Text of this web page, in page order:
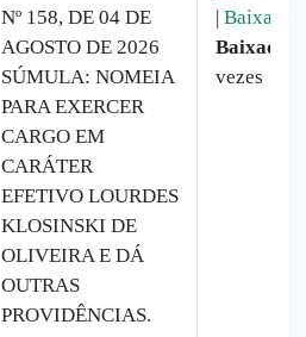
Nº 158, DE 04 DE
AGOSTO DE 2026
SÚMULA: NOMEIA
PARA EXERCER
CARGO EM
CARÁTER
EFETIVO LOURDES
KLOSINSKI DE
OLIVEIRA E DÁ
OUTRAS
PROVIDÊNCIAS.
| Baixar
Baixado:
vezes